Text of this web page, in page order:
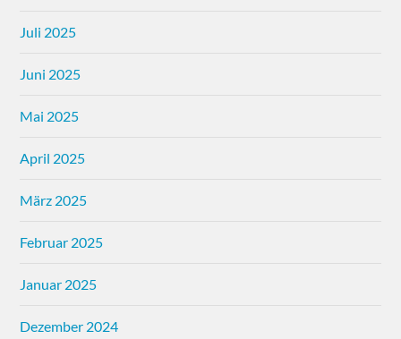
Juli 2025
Juni 2025
Mai 2025
April 2025
März 2025
Februar 2025
Januar 2025
Dezember 2024